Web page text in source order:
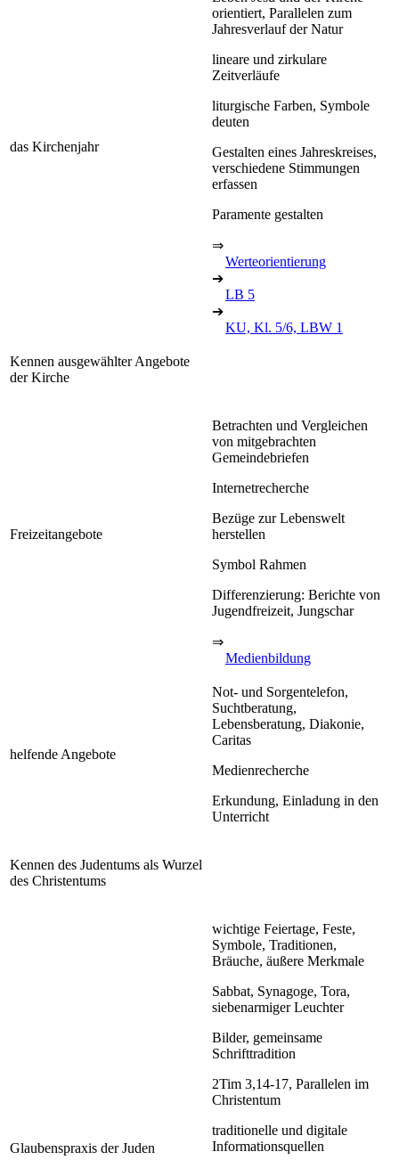
das Kirchenjahr
orientiert, Parallelen zum
Jahresverlauf der Natur
lineare und zirkulare
Zeitverläufe
liturgische Farben, Symbole
deuten
Gestalten eines Jahreskreises,
verschiedene Stimmungen
erfassen
Paramente gestalten
⇒
Werteorientierung
➔
LB 5
➔
KU, Kl. 5/6, LBW 1
Kennen ausgewählter Angebote
der Kirche
Freizeitangebote
Betrachten und Vergleichen
von mitgebrachten
Gemeindebriefen
Internetrecherche
Bezüge zur Lebenswelt
herstellen
Symbol Rahmen
Differenzierung: Berichte von
Jugendfreizeit, Jungschar
⇒
Medienbildung
helfende Angebote
Not- und Sorgentelefon,
Suchtberatung,
Lebensberatung, Diakonie,
Caritas
Medienrecherche
Erkundung, Einladung in den
Unterricht
Kennen des Judentums als Wurzel
des Christentums
Glaubenspraxis der Juden
wichtige Feiertage, Feste,
Symbole, Traditionen,
Bräuche, äußere Merkmale
Sabbat, Synagoge, Tora,
siebenarmiger Leuchter
Bilder, gemeinsame
Schrifttradition
2Tim 3,14-17, Parallelen im
Christentum
traditionelle und digitale
Informationsquellen